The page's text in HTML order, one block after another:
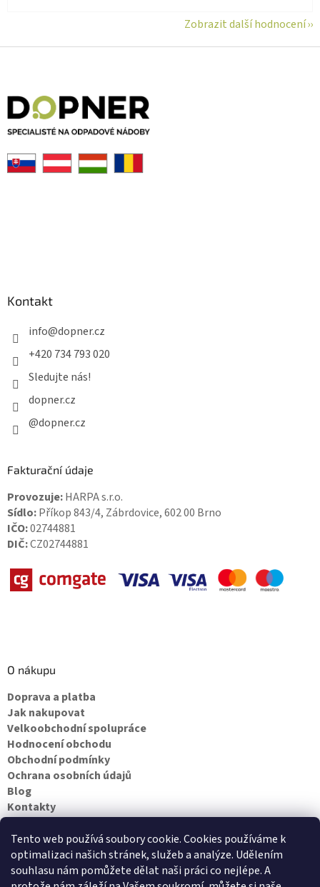
Tento web používá soubory cookie.Cookies používáme k
optimalizaci našich stránek, služeb a analýze. Udělením
souhlasu nám pomůžete dělat naši práci co nejlépe. A
Zobrazit další hodnocení
Kontakt
info@dopner.cz
+420 734 793 020
Sledujte nás!
dopner.cz
@dopner.cz
Fakturační údaje
Provozuje:HARPA s.r.o.
Sídlo:Příkop 843/4, Zábrdovice, 602 00 Brno
IČO:02744881
DIČ:CZ02744881
O nákupu
Doprava a platba
Jak nakupovat
Velkoobchodní spolupráce
Hodnocení obchodu
Obchodní podmínky
Ochrana osobních údajů
Blog
Kontakty
Najdete nás i na MALL.CZ